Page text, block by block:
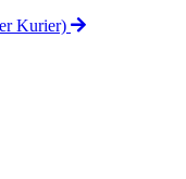
Kurier)